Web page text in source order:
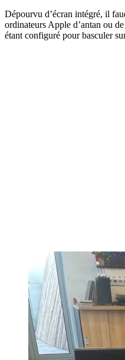
Dépourvu d’écran intégré, il
ordinateurs Apple d’antan ou de
étant configuré pour basculer